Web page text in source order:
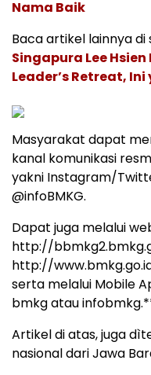
Nama Baik
Baca artikel lainnya di
Singapura Lee
Leader’s Retreat,
Masyarakat dapat
kanal komunikasi
yakni Instagram/
@infoBMKG.
Dapat juga melalui
http://
http://
serta melalui Mobile
bmkg atau
Artikel di atas, juga
nasional dari Jawa